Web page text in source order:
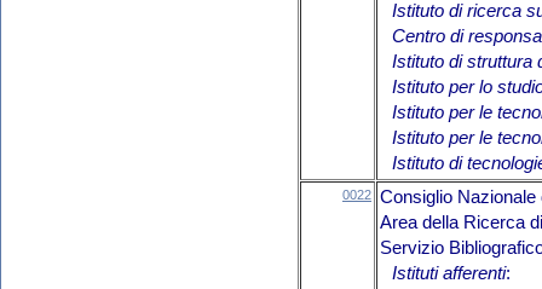
Istituto di ricerca
Centro di
Istituto di struttura
Istituto per lo
Istituto per le
Istituto per le
Istituto di
0022 Consiglio Nazionale
Area della Ricerca
Servizio
Istituti afferenti: